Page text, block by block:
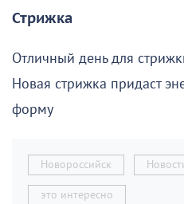
Стрижка
Отличный день для
Новая стрижка придаст
форму
Новороссийск
это интересно